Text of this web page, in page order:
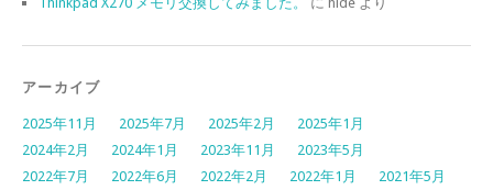
アーカイブ
2025年11月 2025年7月 2025年2月
2025年1月
2024年2月
2024年1月 2023年11月
2023年5月
2022年7月
2022年6月 2022年2月 2022年1月
2021年5月